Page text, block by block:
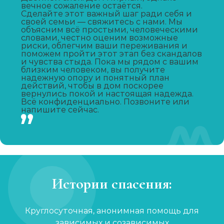
от 2 150 ₽ Записаться
Капельница от запоя
от 1 450 ₽ Записаться
Капельница от похмелья
от 1 100 ₽ Записаться
Кодирование уколом
вечное сожаление остаётся.
Сделайте этот важный шаг ради себя и
своей семьи — свяжитесь с нами. Мы
объясним всё простыми, человеческими
словами, честно оценим возможные
риски, облегчим ваши переживания и
поможем пройти этот этап без скандалов
и чувства стыда. Пока мы рядом с вашим
близким человеком, вы получите
надежную опору и понятный план
действий, чтобы в дом поскорее
вернулись покой и настоящая надежда.
Всё конфиденциально. Позвоните или
напишите сейчас.
Истории спасения:
Круглосуточная, анонимная помощь для